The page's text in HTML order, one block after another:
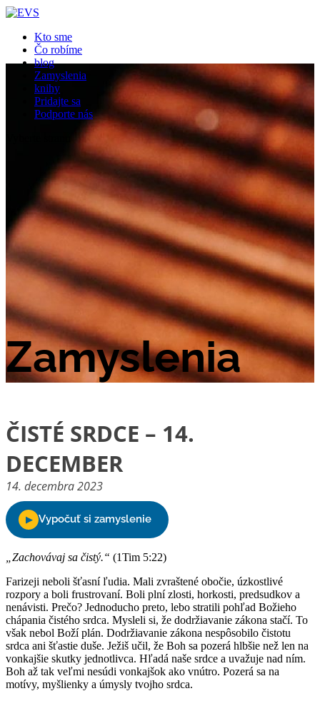
Kto sme
Čo robíme
blog
Zamyslenia
knihy
Pridajte sa
Podporte nás
Zamyslenia
ČISTÉ SRDCE – 14.
DECEMBER
14. decembra 2023
„Zachovávaj sa čistý.“ (1Tim 5:22)
Farizeji neboli šťasní ľudia. Mali zvraštené obočie, úzkostlivé
rozpory a boli frustrovaní. Boli plní zlosti, horkosti, predsudkov a
nenávisti. Prečo? Jednoducho preto, lebo stratili pohľad Božieho
chápania čistého srdca. Mysleli si, že dodržiavanie zákona stačí. To
však nebol Boží plán. Dodržiavanie zákona nespôsobilo čistotu
srdca ani šťastie duše. Ježiš učil, že Boh sa pozerá hlbšie než len na
vonkajšie skutky jednotlivca. Hľadá naše srdce a uvažuje nad ním.
Boh až tak veľmi nesúdi vonkajšok ako vnútro. Pozerá sa na
motívy, myšlienky a úmysly tvojho srdca.